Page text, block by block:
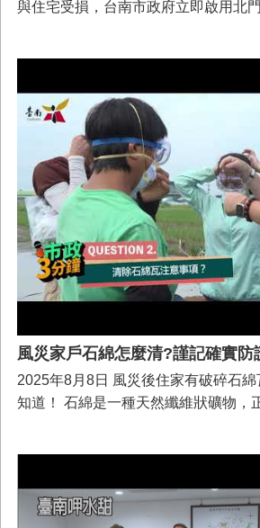
與住宅受損，台南市政府立即啟用北
校區場所執行防災備援方案，透過教
局、北門公所與學校團隊通力合作下
在蚵寮國小雙春校區及北門國小玉湖
臨時住所，讓災民能獲得妥善的協助
風災家戶石綿怎麼清?謹記確實防
2025年8月8日 風災後住家有破碎石
知道！ 石綿是一種天然纖維狀礦物，
戴上防護手套與呼吸防護具 ✅ 噴水潤
理，避免粉塵飛散 ✅ 清理完畢後，請